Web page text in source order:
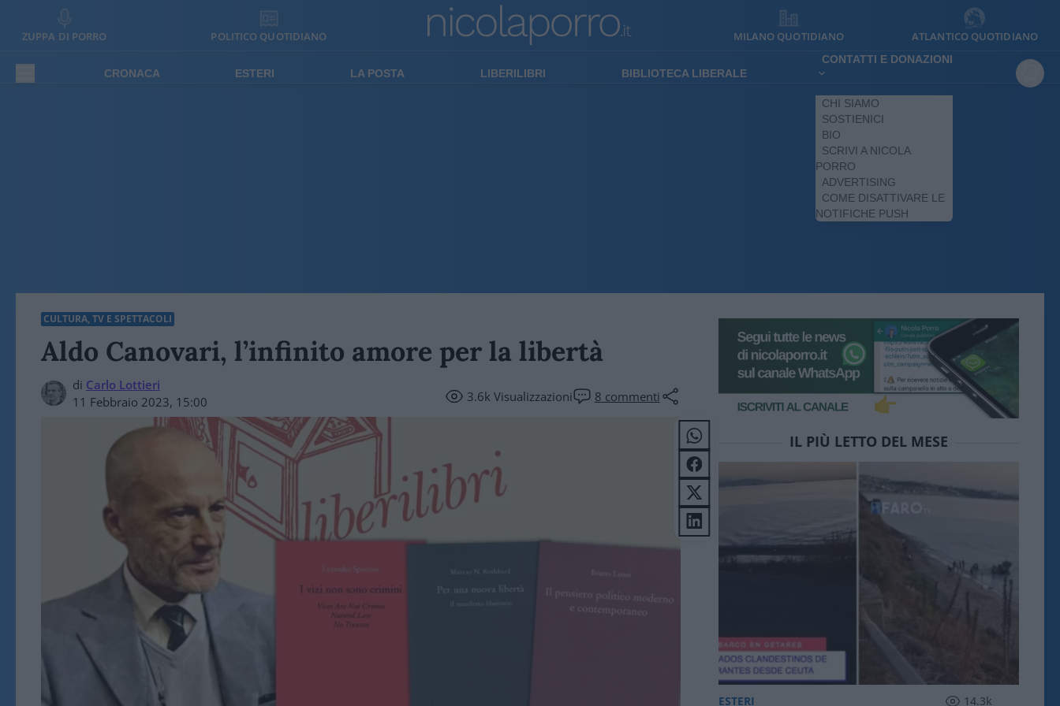
ZUPPA DI PORRO POLITICO QUOTIDIANO MILANO QUOTIDIANO ATLANTICO QUOTIDIANO
CRONACA ESTERI LA POSTA LIBERILIBRI BIBLIOTECA LIBERALE
CONTATTI E DONAZIONI
CHI SIAMO
SOSTIENICI
BIO
SCRIVI A NICOLA
PORRO
ADVERTISING
COME DISATTIVARE LE
NOTIFICHE PUSH
CULTURA, TV E SPETTACOLI
Aldo Canovari, l’infinito amore per la libertà
di Carlo Lottieri
11 Febbraio 2023, 15:00
3.6kVisualizzazioni 8 commenti
IL PIÙ LETTO DEL MESE
ESTERI 14.3k